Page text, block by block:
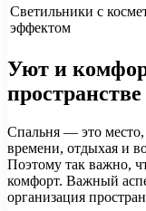
Светильники с
эффектом
Уют и
пространстве
Спальня — это место,
времени, отдыхая и
Поэтому так важно,
комфорт. Важный
организация